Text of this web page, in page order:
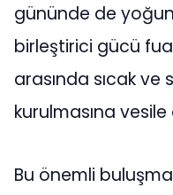
gününde de
birleştirici gücü
arasında sıcak
kurulmasına vesile
Bu önemli